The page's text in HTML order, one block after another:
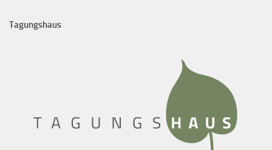
Tagungshaus